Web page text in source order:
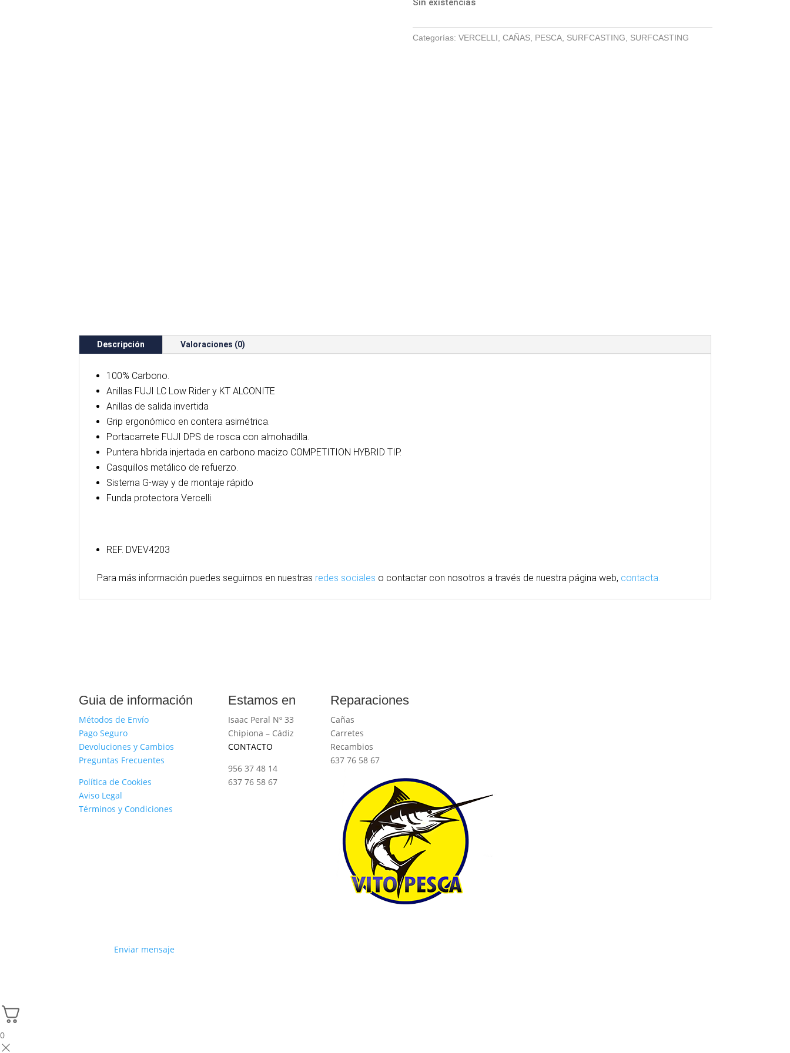
155,00 €.99,00 €.
Sin existencias
Categorías: VERCELLI CAÑAS, PESCA, SURFCASTING SURFCASTING
Descripción Valoraciones (0)
100% Carbono.
Anillas FUJI LC Low Rider y KT ALCONITE
Anillas de salida invertida
Grip ergonómico en contera asimétrica.
Portacarrete FUJI DPS de rosca con almohadilla.
Puntera híbrida injertada en carbono macizo COMPETITION HYBRID TIP.
Casquillos metálico de refuerzo.
Sistema G-way y de montaje rápido
Funda protectora Vercelli.
REF. DVEV4203
Para más información puedes seguirnos en nuestras redes sociales o contactar con nosotros a través de nuestra página web, contacta.
Guia de información
Métodos de Envío
Pago Seguro
Devoluciones y Cambios
Preguntas Frecuentes
Política de Cookies
Aviso Legal
Términos y Condiciones
Estamos en
Isaac Peral Nº 33
Chipiona – Cádiz
CONTACTO
956 37 48 14
637 76 58 67
Reparaciones
Cañas
Carretes
Recambios
637 76 58 67
Enviar mensaje
0